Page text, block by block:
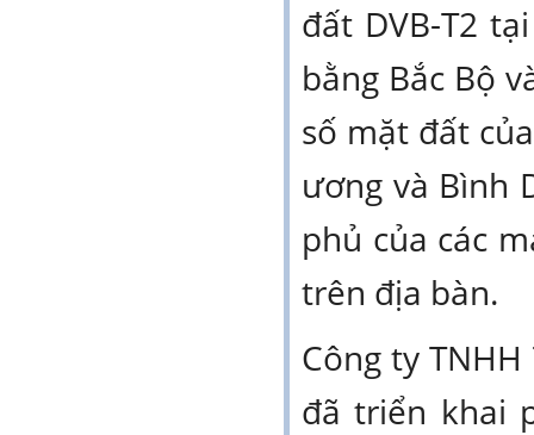
đất DVB-T2
bằng Bắc Bộ
số mặt đất
ương và Bình
phủ của các
trên địa bàn.
Công ty
đã triển khai